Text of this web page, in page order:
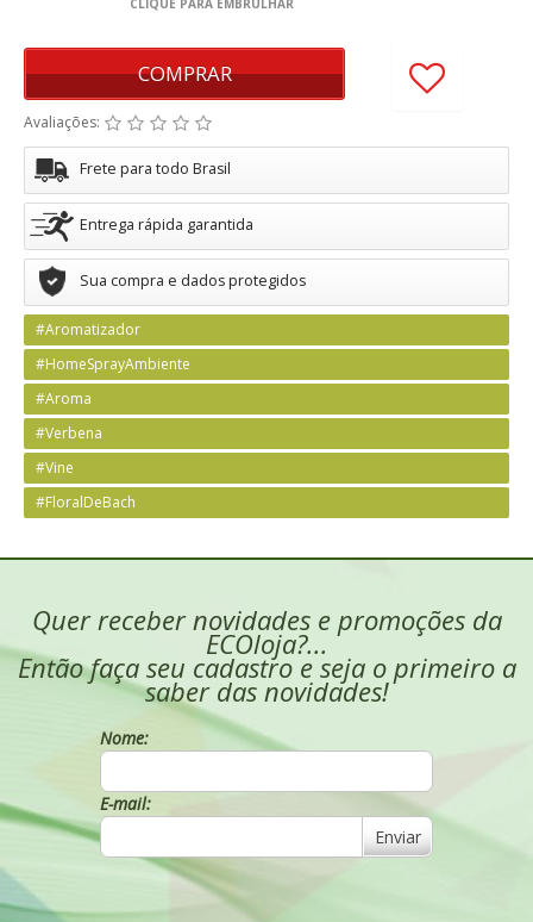
COMPRAR
Avaliações:
Frete para todo Brasil
Entrega rápida garantida
Sua compra e dados protegidos
#Aromatizador
#HomeSprayAmbiente
#Aroma
#Verbena
#Vine
#FloralDeBach
Quer receber novidades e promoções da
ECOloja?...
Então faça seu cadastro e seja o primeiro a
saber das novidades!
Nome:
E-mail:
Enviar